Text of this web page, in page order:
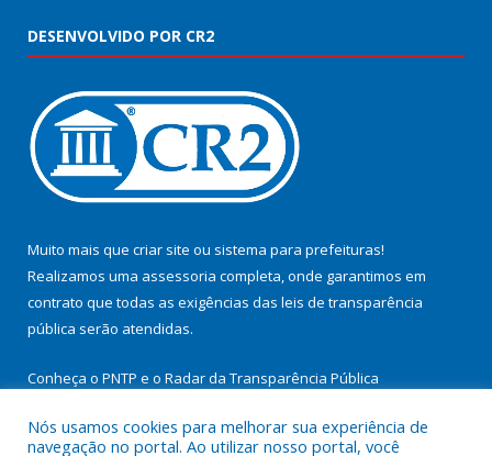
DESENVOLVIDO POR CR2
Muito mais que criar site ou sistema para prefeituras!
Realizamos uma assessoria completa, onde garantimos em
contrato que todas as exigências das leis de transparência
pública serão atendidas.
Conheça o PNTP e o Radar da Transparência Pública
Nós usamos cookies para melhorar sua experiência de
navegação no portal. Ao utilizar nosso portal, você